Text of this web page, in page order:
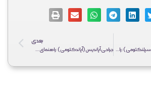
جراحی برداشتن طحال (اسپلنکتومی): راهنمای کامل دلایل، روش‌ها و مراقبت‌های حیاتی پس از عمل
بعدی
جراحی آپاندیس (آپاندکتومی): راهنمای کامل از علائم تا بهبودی کامل | دکتر احمد یکتا